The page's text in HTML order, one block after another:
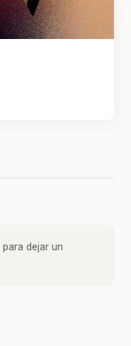
para dejar un